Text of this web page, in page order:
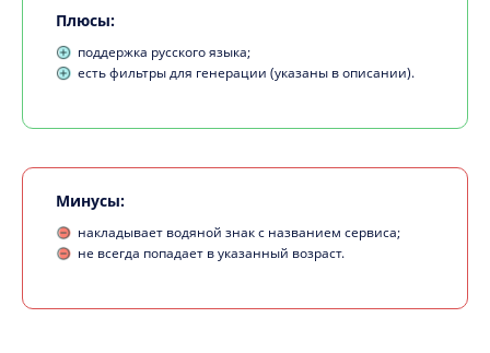
Плюсы:
поддержка русского языка;
есть фильтры для генерации (указаны в описании).
Минусы:
накладывает водяной знак с названием сервиса;
не всегда попадает в указанный возраст.